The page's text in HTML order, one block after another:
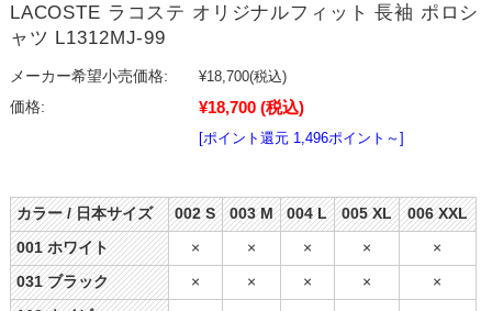
LACOSTE ラコステ オリジナルフィット 長袖 ポロシ
ャツ L1312MJ-99
メーカー希望小売価格: ¥18,700(税込)
価格:
¥18,700 (税込)
[ポイント還元 1,496ポイント～]
カラー / 日本サイズ 002 S 003 M 004 L 005 XL 006 XXL
001 ホワイト × × × × ×
031 ブラック × × × × ×